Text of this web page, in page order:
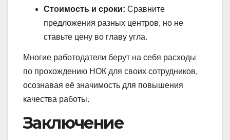
Стоимость и сроки: Сравните
предложения разных центров, но не
ставьте цену во главу угла.
Многие работодатели берут на себя расходы
по прохождению НОК для своих сотрудников,
осознавая её значимость для повышения
качества работы.
Заключение